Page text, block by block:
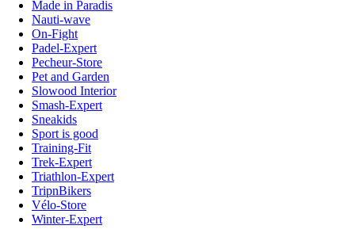
Made in Paradis
Nauti-wave
On-Fight
Padel-Expert
Pecheur-Store
Pet and Garden
Slowood Interior
Smash-Expert
Sneakids
Sport is good
Training-Fit
Trek-Expert
Triathlon-Expert
TripnBikers
Vélo-Store
Winter-Expert